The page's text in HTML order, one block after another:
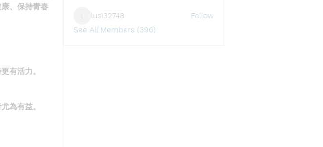
、保持青春
有活力。
為有益。
lusi32748
Follow
See All Members (396)